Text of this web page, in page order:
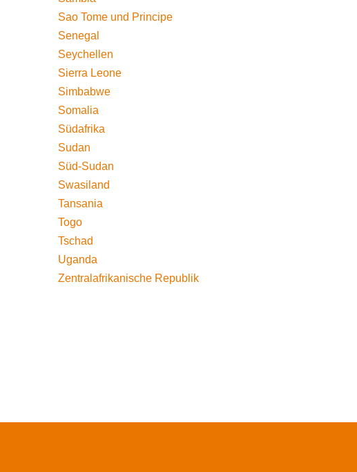
Sao Tome und Principe
Senegal
Seychellen
Sierra Leone
Simbabwe
Somalia
Südafrika
Sudan
Süd-Sudan
Swasiland
Tansania
Togo
Tschad
Uganda
Zentralafrikanische Republik